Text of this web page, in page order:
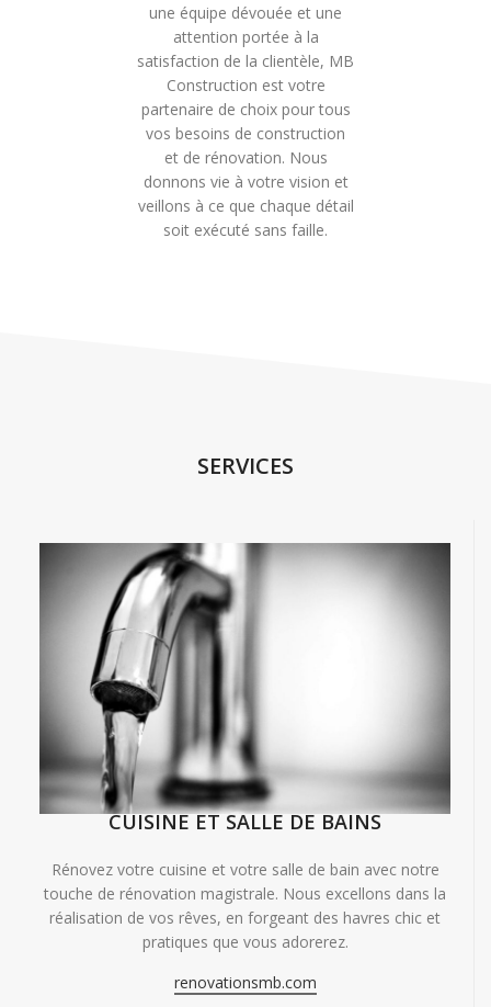
une équipe dévouée et une
attention portée à la
satisfaction de la clientèle, MB
Construction est votre
partenaire de choix pour tous
vos besoins de construction
et de rénovation. Nous
donnons vie à votre vision et
veillons à ce que chaque détail
soit exécuté sans faille.
SERVICES
CUISINE ET SALLE DE BAINS
Rénovez votre cuisine et votre salle de bain avec notre
touche de rénovation magistrale. Nous excellons dans la
réalisation de vos rêves, en forgeant des havres chic et
pratiques que vous adorerez.
renovationsmb.com